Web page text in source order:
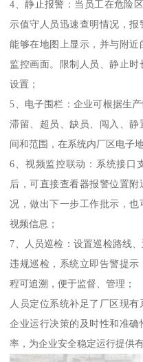
4、静止报警：当员工在危险
示值守人员迅速查明情况，
能够在地图上显示，并与附
监控画面。限制人员、静止
设置；
5、电子围栏：企业可根据生
滞留、超员、缺员、闯入、
间和范围，在系统内厂区电子
6、视频监控联动：系统接口
后，可直接查看器报警位置
况，做出下一步工作批示，
视频信息；
7、人员巡检：设置巡检路线
违规巡检，系统立即告警提
程可追溯，便于监督、管理；
人员定位系统补足了厂区现
企业运行决策的及时性和准
率，为企业安全稳定运行提供有